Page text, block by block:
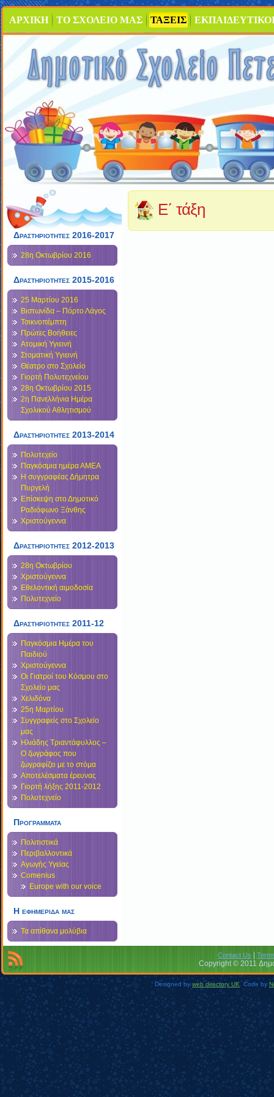
ΑΡΧΙΚΗ ΤΟ ΣΧΟΛΕΙΟ ΜΑΣ ΤΑΞΕΙΣ
Δραστηριότητες 2016-2017
28η Οκτωβρίου 2016
Δραστηριότητες 2015-2016
25 Μαρτίου 2016
Βιστωνίδα – Πόρτο Λάγος
Τσικνοπέμπτη
Πρώτες Βοήθειες
Ατομική Υγιεινή
Στοματική Υγιεινή
Θέατρο στο Σχολείο
Γιορτή Πολυτεχνείου
28η Οκτωβρίου 2015
2η Πανελλήνια Ημέρα
Σχολικού Αθλητισμού
Δραστηριότητες 2013-2014
Πολυτεχείο
Παγκόσμια ημέρα ΑΜΕΑ
Η συγγραφέας Δήμητρα
Πυργελή
Επίσκεψη στο Δημοτικό
Ραδιόφωνο Ξάνθης
Χριστούγεννα
Δραστηριοτητες 2012-2013
28η Οκτωβρίου
Χριστούγεννα
Εθελοντική αιμοδοσία
Πολυτεχνείο
Δραστηριοτητες 2011-12
Παγκόσμια Ημέρα του
Παιδιού
Χριστούγεννα
Οι Γιατροί του Κόσμου στο
Σχολείο μας
Χελιδόνα
25η Μαρτίου
Συγγραφείς στο Σχολείο
μας
Ηλιάδης Τριαντάφυλλος –
Ο ζωγράφος που
ζωγραφίζει με το στόμα
Αποτελέσματα έρευνας
Γιορτή λήξης 2011-2012
Πολυτεχνείο
Προγραμματα
Πολιτιστικά
Περιβαλλοντικά
Αγωγής Υγείας
Comenius
Europe with our voice
Η εφημεριδα μας
Τα απίθανα μολύβια
Ε΄ τάξη
Contact Us
Copyright © 2011
Designed by web directory UK . Code by